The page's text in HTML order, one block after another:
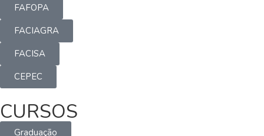
FAFOPA
FACIAGRA
FACISA
CEPEC
CURSOS
Graduação